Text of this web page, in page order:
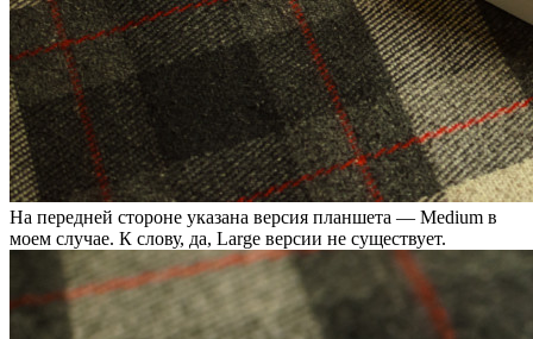
На передней стороне указана версия планшета — Medium в
моем случае. К слову, да, Large версии не существует.